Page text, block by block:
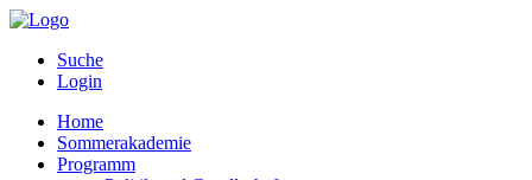
Suche
Login
Home
Sommerakademie
Programm